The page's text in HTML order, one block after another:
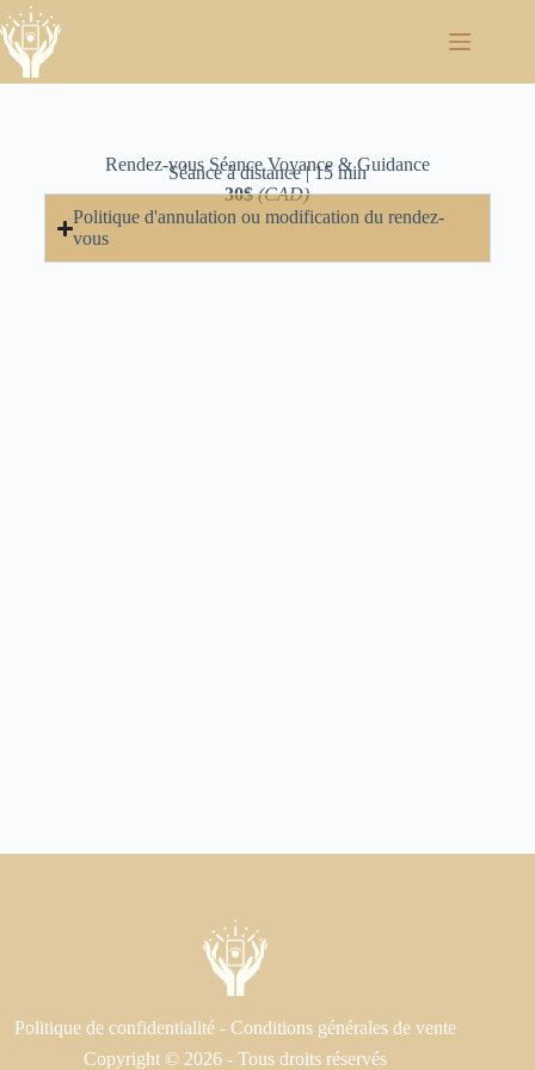
Rendez-vous Séance Voyance & Guidance
Séance à distance | 15 min
30$(CAD)
Politique d'annulation ou modification du rendez-
vous
Politique de confidentialité -Conditions générales de vente
Copyright © 2026 - Tous droits réservés